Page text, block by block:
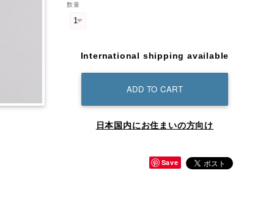
数量
International shipping available
ADD TO CART
日本国内にお住まいの方向け
Save